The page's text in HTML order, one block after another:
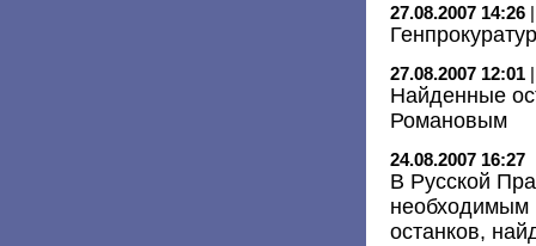
27.08.2007 14:26
27.08.2007 12:01
Найденные
Романовым
24.08.2007 16:27
В Русской
необходимым
останков,